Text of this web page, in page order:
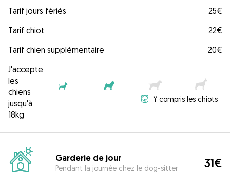
Tarif jours fériés
25€
Tarif chiot
22€
Tarif chien supplémentaire
20€
J'accepte
les
chiens
jusqu'à
18kg
Y compris les chiots
Garderie de jour
Pendant la journée chez le dog-sitter 31€